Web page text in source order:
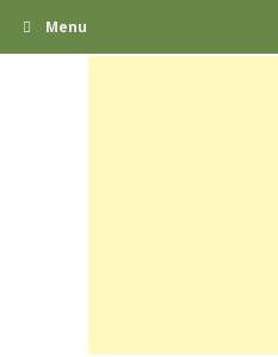
Menu